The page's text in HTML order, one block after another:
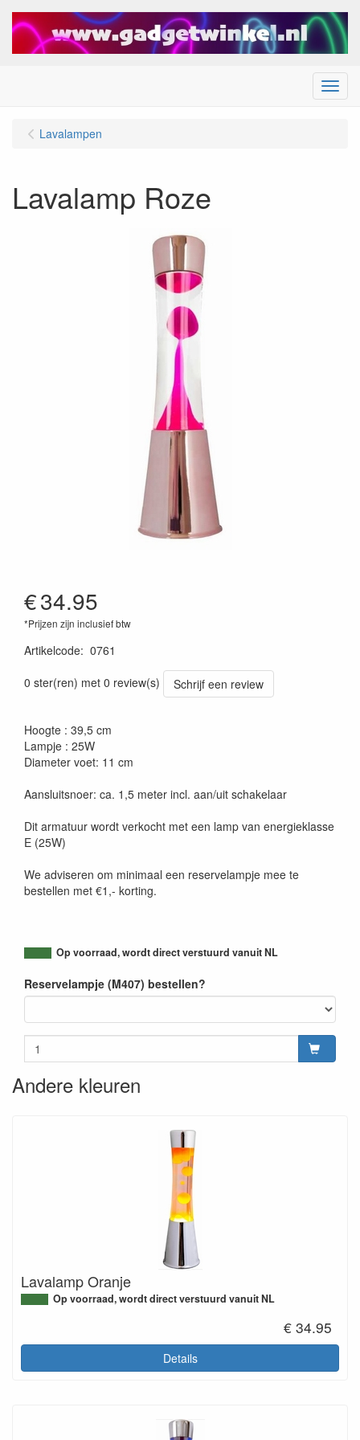
Menu
Lavalampen
Lavalamp Roze
€34.95
*Prijzen zijn inclusief btw
Artikelcode: 0761
0 ster(ren) met 0 review(s)
Schrijf een review
Hoogte : 39,5 cm
Lampje : 25W
Diameter voet: 11 cm
Aansluitsnoer: ca. 1,5 meter incl. aan/uit schakelaar
Dit armatuur wordt verkocht met een lamp van energieklasse
E (25W)
We adviseren om minimaal een reservelampje mee te
bestellen met €1,- korting.
Op voorraad, wordt direct verstuurd vanuit NL
Reservelampje (M407) bestellen?
Andere kleuren
Lavalamp Oranje
Op voorraad, wordt direct verstuurd vanuit NL
€ 34.95
Details